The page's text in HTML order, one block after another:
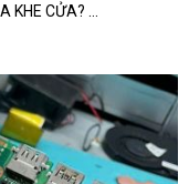
KHE CỬA? ...